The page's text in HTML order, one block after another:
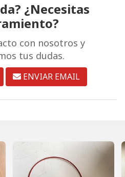
¿Necesitas
con nosotros y
tus dudas.
ENVIAR EMAIL